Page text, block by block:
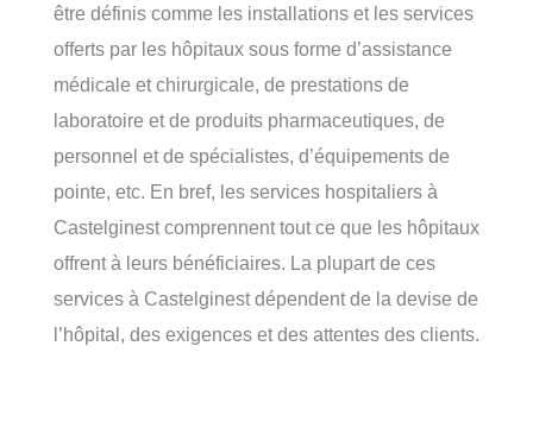
être définis comme les installations et les services
offerts par les hôpitaux sous forme d’assistance
médicale et chirurgicale, de prestations de
laboratoire et de produits pharmaceutiques, de
personnel et de spécialistes, d’équipements de
pointe, etc. En bref, les services hospitaliers à
Castelginest comprennent tout ce que les hôpitaux
offrent à leurs bénéficiaires. La plupart de ces
services à Castelginest dépendent de la devise de
l’hôpital, des exigences et des attentes des clients.